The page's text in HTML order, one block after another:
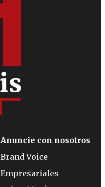
Anuncie con nosotros
Brand Voice
Empresariales